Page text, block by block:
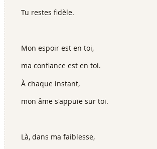
Tu restes fidèle.
Mon espoir est en toi,
ma confiance est en toi.
À chaque instant,
mon âme s'appuie sur toi.
Là, dans ma faiblesse,